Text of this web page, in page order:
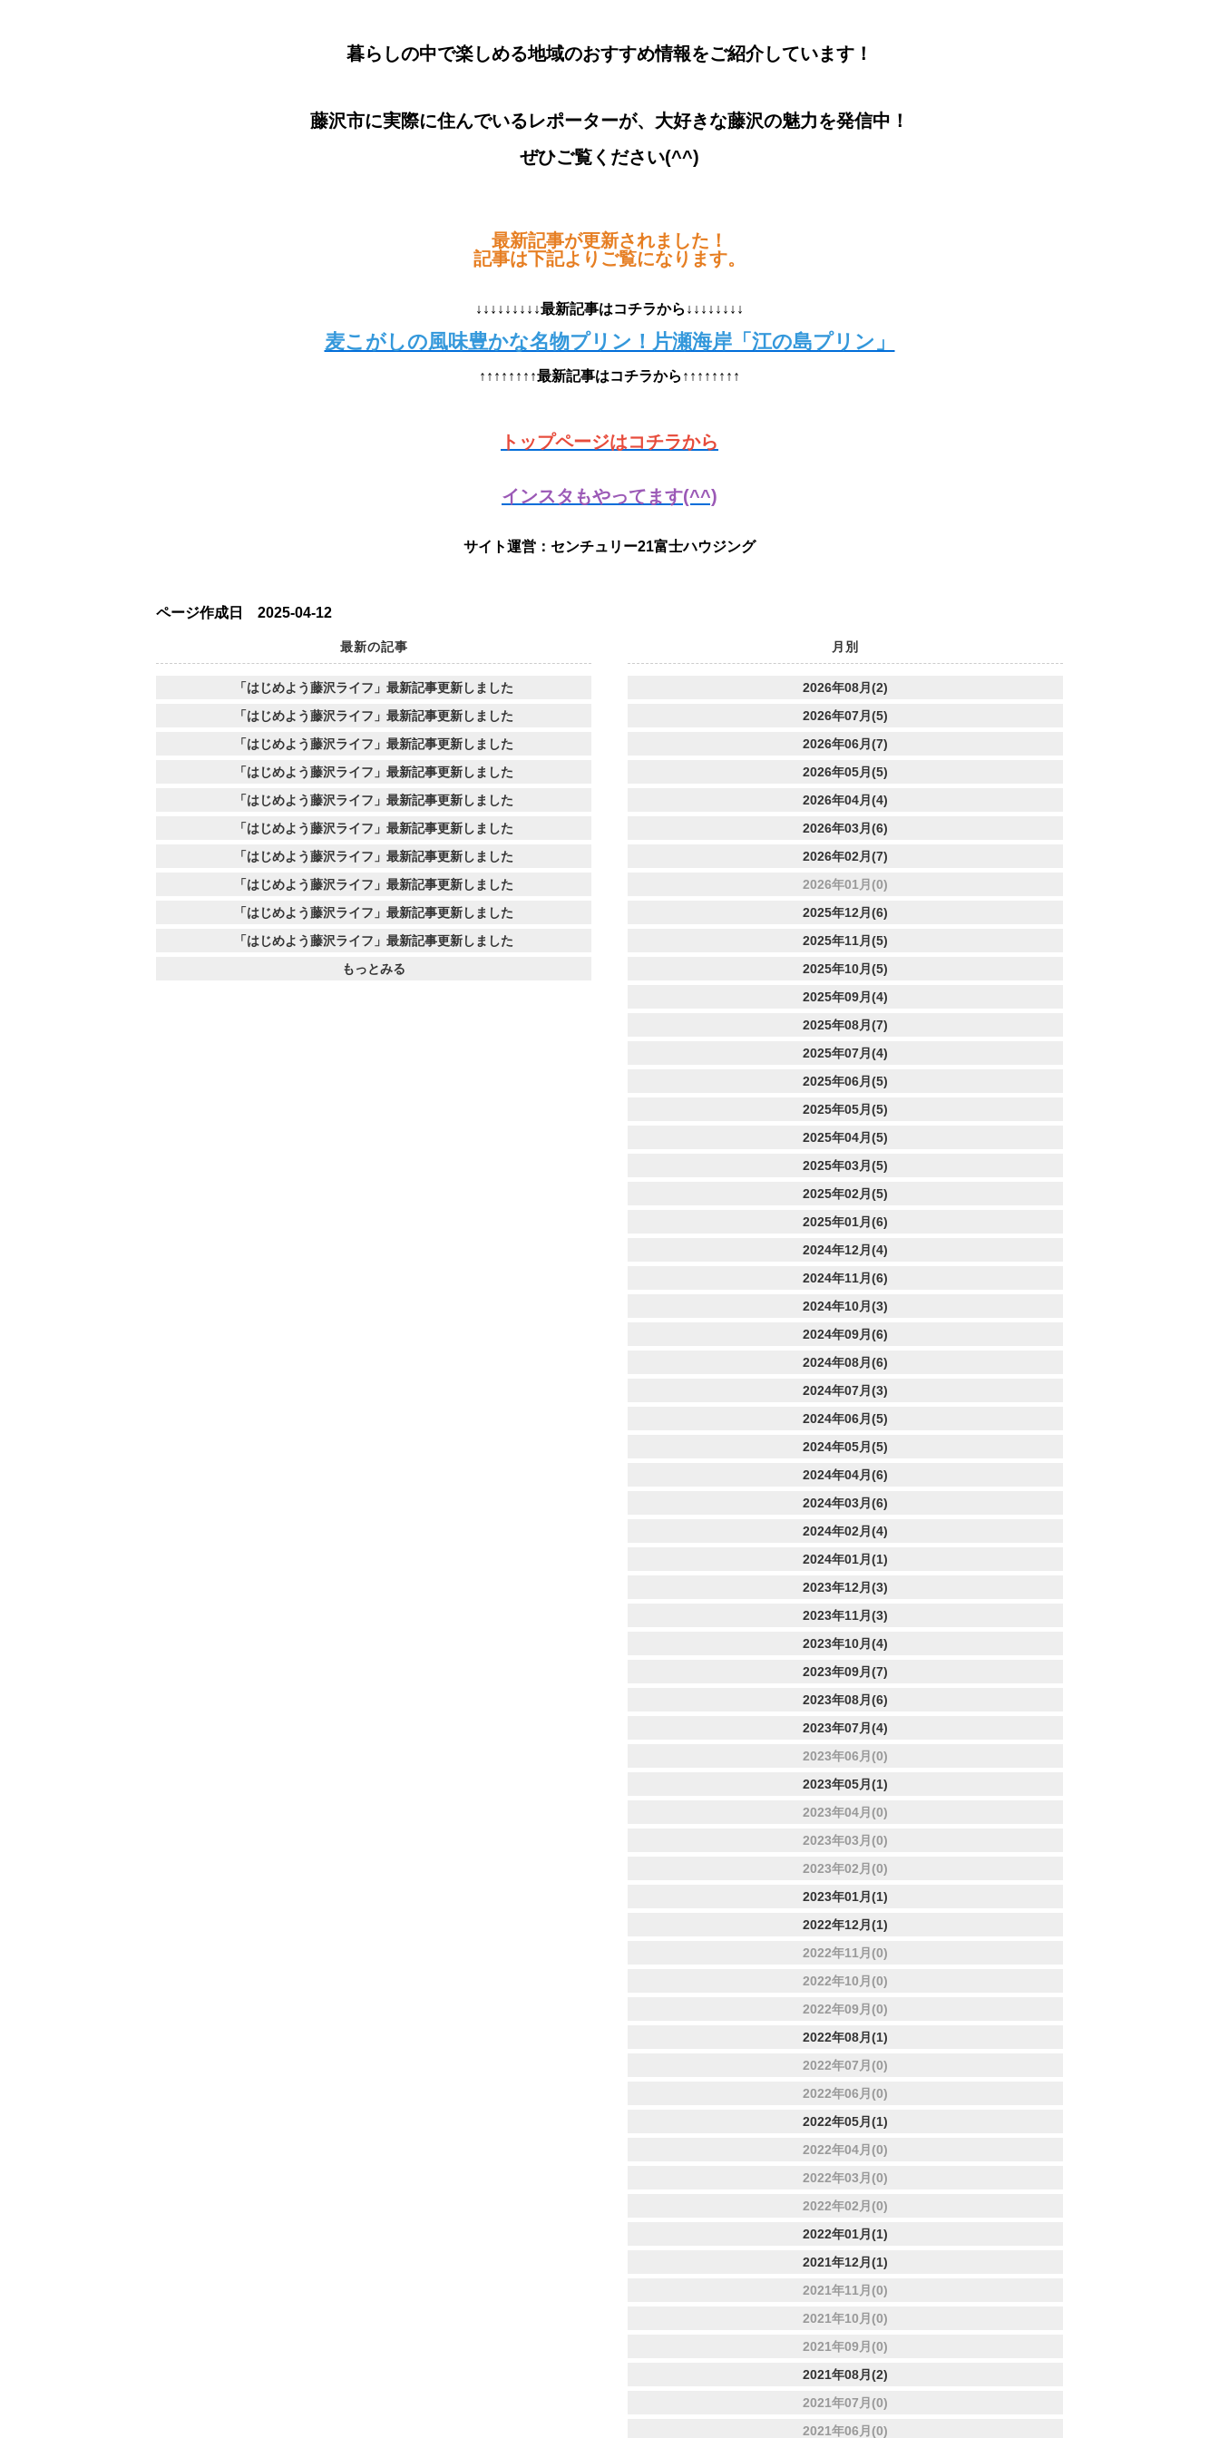
暮らしの中で楽しめる地域のおすすめ情報をご紹介しています！
藤沢市に実際に住んでいるレポーターが、大好きな藤沢の魅力を発信中！
ぜひご覧ください(^^)
最新記事が更新されました！
記事は下記よりご覧になります。
↓↓↓↓↓↓↓↓↓最新記事はコチラから↓↓↓↓↓↓↓↓
麦こがしの風味豊かな名物プリン！片瀬海岸「江の島プリン」
↑↑↑↑↑↑↑↑最新記事はコチラから↑↑↑↑↑↑↑↑
トップページはコチラから
インスタもやってます(^^)
サイト運営：センチュリー21富士ハウジング
ページ作成日 2025-04-12
最新の記事
「はじめよう藤沢ライフ」最新記事更新しました
「はじめよう藤沢ライフ」最新記事更新しました
「はじめよう藤沢ライフ」最新記事更新しました
「はじめよう藤沢ライフ」最新記事更新しました
「はじめよう藤沢ライフ」最新記事更新しました
「はじめよう藤沢ライフ」最新記事更新しました
「はじめよう藤沢ライフ」最新記事更新しました
「はじめよう藤沢ライフ」最新記事更新しました
「はじめよう藤沢ライフ」最新記事更新しました
「はじめよう藤沢ライフ」最新記事更新しました
もっとみる
月別
2026年08月(2)
2026年07月(5)
2026年06月(7)
2026年05月(5)
2026年04月(4)
2026年03月(6)
2026年02月(7)
2026年01月(0)
2025年12月(6)
2025年11月(5)
2025年10月(5)
2025年09月(4)
2025年08月(7)
2025年07月(4)
2025年06月(5)
2025年05月(5)
2025年04月(5)
2025年03月(5)
2025年02月(5)
2025年01月(6)
2024年12月(4)
2024年11月(6)
2024年10月(3)
2024年09月(6)
2024年08月(6)
2024年07月(3)
2024年06月(5)
2024年05月(5)
2024年04月(6)
2024年03月(6)
2024年02月(4)
2024年01月(1)
2023年12月(3)
2023年11月(3)
2023年10月(4)
2023年09月(7)
2023年08月(6)
2023年07月(4)
2023年06月(0)
2023年05月(1)
2023年04月(0)
2023年03月(0)
2023年02月(0)
2023年01月(1)
2022年12月(1)
2022年11月(0)
2022年10月(0)
2022年09月(0)
2022年08月(1)
2022年07月(0)
2022年06月(0)
2022年05月(1)
2022年04月(0)
2022年03月(0)
2022年02月(0)
2022年01月(1)
2021年12月(1)
2021年11月(0)
2021年10月(0)
2021年09月(0)
2021年08月(2)
2021年07月(0)
2021年06月(0)